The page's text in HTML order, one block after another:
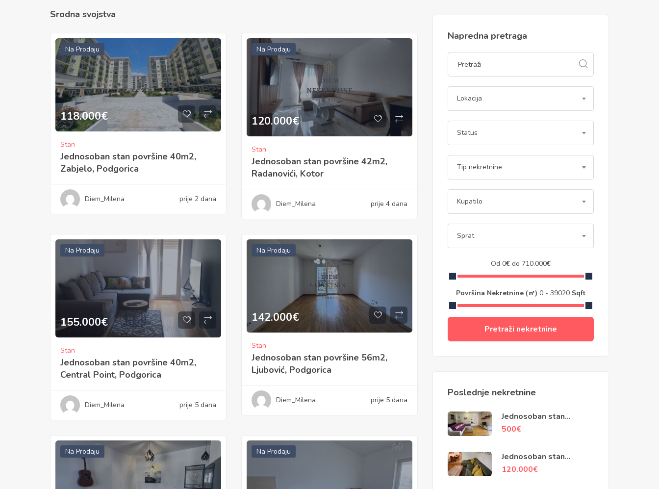
Srodna svojstva
Na Prodaju
118.000€
Stan
Jednosoban stan površine 40m2,
Zabjelo, Podgorica
Diem_Milena prije 2 dana
Na Prodaju
120.000€
Stan
Jednosoban stan površine 42m2,
Radanovići, Kotor
Diem_Milena prije 4 dana
Na Prodaju
155.000€
Stan
Jednosoban stan površine 40m2,
Central Point, Podgorica
Diem_Milena prije 5 dana
Na Prodaju
142.000€
Stan
Jednosoban stan površine 56m2,
Ljubović, Podgorica
Diem_Milena prije 5 dana
Na Prodaju Na Prodaju
Napredna pretraga
Lokacija
Status
Tip nekretnine
Kupatilo
Sprat
Od 0€ do 710.000€
Površina Nekretnine (㎡) 0 - 39020 Sqft
Pretraži nekretnine
Poslednje nekretnine
Jednosoban stan
površine 50m2, City
500€
Jednosoban stan
površine 48m2, Stari
120.000€